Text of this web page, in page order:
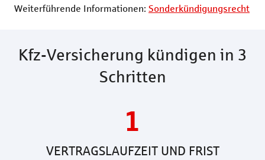
Weiterführende Informationen: Sonderkündigungsrecht
Kfz-Versicherung kündigen in 3
Schritten
1
VERTRAGSLAUFZEIT UND FRIST